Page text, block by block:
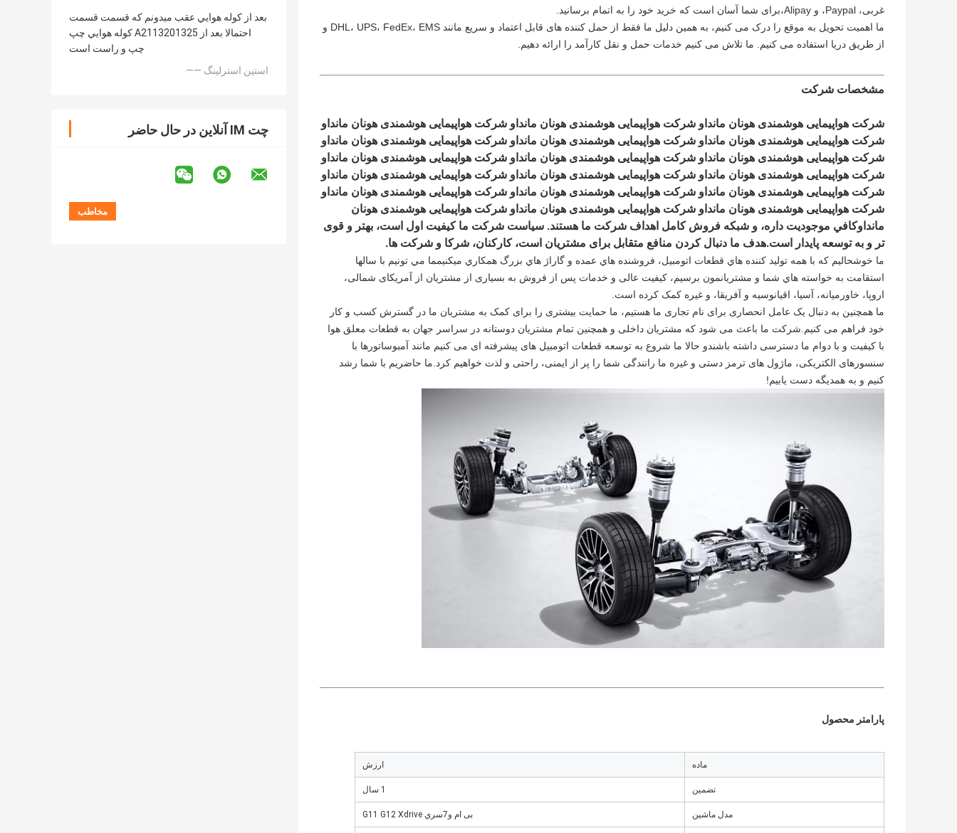
بعد از کوله هوايي عقب ميدونم که قسمت قسمت
کوله هوايي چپ A2113201325 احتمالا بعد از
چپ و راست است
—— استین استرلینگ
چت IM آنلاین در حال حاضر
غربی، Paypal، و Alipay،برای شما آسان است که خرید خود را به اتمام برسانید.
ما اهمیت تحویل به موقع را درک می کنیم، به همین دلیل ما فقط از حمل کننده های قابل اعتماد و سریع مانند DHL، UPS، FedEx، EMS و
از طریق دریا استفاده می کنیم. ما تلاش می کنیم خدمات حمل و نقل کارآمد را ارائه دهیم.
مشخصات شرکت
تر و به توسعه پایدار است.هدف ما دنبال کردن منافع متقابل برای مشتریان است، کارکنان، شرکا و شرکت ها.
اروپا، خاورمیانه، آسیا، اقیانوسیه و آفریقا، و غیره کمک کرده است.
کنيم و به همديگه دست يابيم!
پارامتر محصول
ماده ارزش
تضمین 1 سال
مدل ماشین بی ام و7سري G11 G12 Xdrive